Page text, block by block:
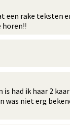
een rake teksten
horen!!
had ik haar 2
was niet erg